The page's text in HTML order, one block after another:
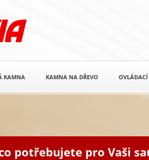
potřebujete pro Vaši
KAMNA KAMNA NA DŘEVO OVLÁDACÍ